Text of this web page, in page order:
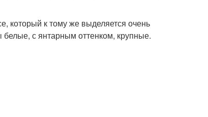
который к тому же выделяется очень
белые, с янтарным оттенком, крупные.